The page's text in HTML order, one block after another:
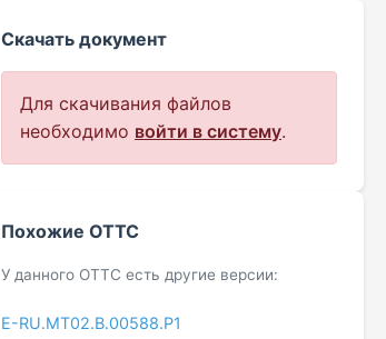
Скачать документ
Для скачивания файлов
необходимо войти в систему.
Похожие ОТТС
У данного ОТТС есть другие версии:
E-RU.МТ02.B.00588.P1